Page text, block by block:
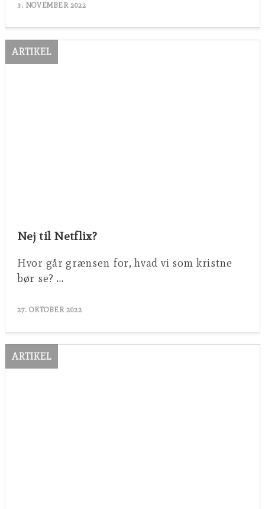
3. NOVEMBER 2022
ARTIKEL
Nej til Netflix?
Hvor går grænsen for, hvad vi som kristne
bør se? …
27. OKTOBER 2022
ARTIKEL